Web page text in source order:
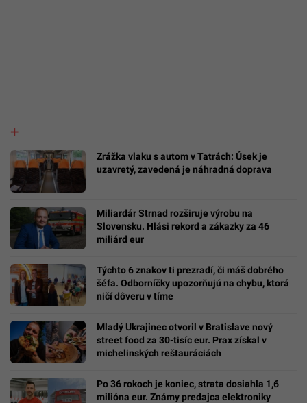
Zrážka vlaku s autom v Tatrách: Úsek je
uzavretý, zavedená je náhradná doprava
Miliardár Strnad rozširuje výrobu na
Slovensku. Hlási rekord a zákazky za 46
miliárd eur
Týchto 6 znakov ti prezradí, či máš dobrého
šéfa. Odborníčky upozorňujú na chybu, ktorá
ničí dôveru v tíme
Mladý Ukrajinec otvoril v Bratislave nový
street food za 30-tisíc eur. Prax získal v
michelinských reštauráciách
Po 36 rokoch je koniec, strata dosiahla 1,6
milióna eur. Známy predajca elektroniky